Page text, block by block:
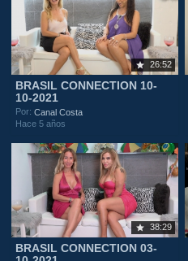
26:52
BRASIL CONNECTION 10-
10-2021
Por:Canal Costa
Hace 5 años
38:29
BRASIL CONNECTION 03-